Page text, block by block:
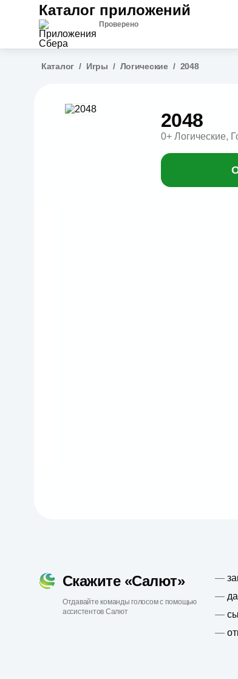
Каталог приложений
Проверено
Каталог / Игры / Логические / 2048
2048
0+ Логические,
Скажите «Салют»
Отдавайте команды голосом с помощью
ассистентов Салют
—
—
—
—